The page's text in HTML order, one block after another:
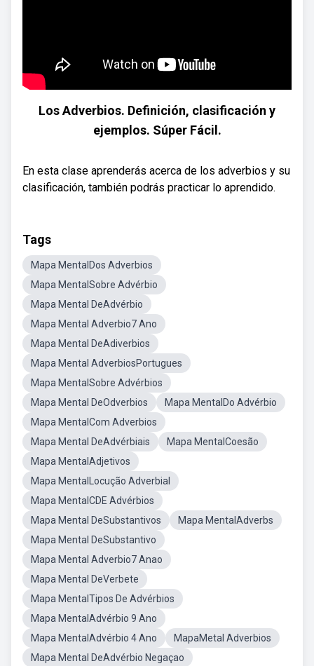
Los Adverbios. Definición, clasificación y
ejemplos. Súper Fácil.
En esta clase aprenderás acerca de los adverbios y su
clasificación, también podrás practicar lo aprendido.
Tags
Mapa MentalDos Adverbios
Mapa MentalSobre Advérbio
Mapa Mental DeAdvérbio
Mapa Mental Adverbio7 Ano
Mapa Mental DeAdiverbios
Mapa Mental AdverbiosPortugues
Mapa MentalSobre Advérbios
Mapa Mental DeOdverbios
Mapa MentalDo Advérbio
Mapa MentalCom Adverbios
Mapa Mental DeAdvérbiais
Mapa MentalCoesão
Mapa MentalAdjetivos
Mapa MentalLocução Adverbial
Mapa MentalCDE Advérbios
Mapa Mental DeSubstantivos
Mapa MentalAdverbs
Mapa Mental DeSubstantivo
Mapa Mental Adverbio7 Anao
Mapa Mental DeVerbete
Mapa MentalTipos De Advérbios
Mapa MentalAdvérbio 9 Ano
Mapa MentalAdvérbio 4 Ano
MapaMetal Adverbios
Mapa Mental DeAdvérbio Negaçao